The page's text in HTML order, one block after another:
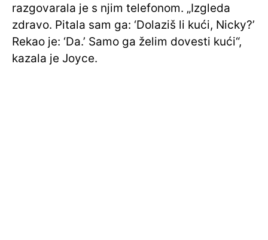
razgovarala je s njim telefonom. „Izgleda
zdravo. Pitala sam ga: ‘Dolaziš li kući, Nicky?’
Rekao je: ‘Da.’ Samo ga želim dovesti kući“,
kazala je Joyce.